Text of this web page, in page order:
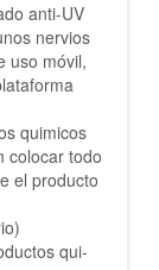
anti-UV
nervios
uso móvil,
quimicos
colocar todo
el producto
qui­